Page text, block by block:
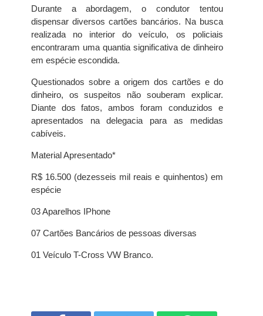
Durante a abordagem, o condutor tentou
dispensar diversos cartões bancários. Na busca
realizada no interior do veículo, os policiais
encontraram uma quantia significativa de dinheiro
em espécie escondida.
Questionados sobre a origem dos cartões e do
dinheiro, os suspeitos não souberam explicar.
Diante dos fatos, ambos foram conduzidos e
apresentados na delegacia para as medidas
cabíveis.
Material Apresentado*
R$ 16.500 (dezesseis mil reais e quinhentos) em
espécie
03 Aparelhos IPhone
07 Cartões Bancários de pessoas diversas
01 Veículo T-Cross VW Branco.